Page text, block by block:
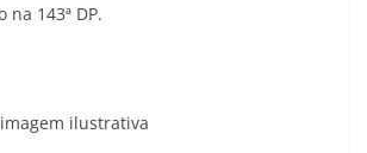
143ª DP.
ilustrativa